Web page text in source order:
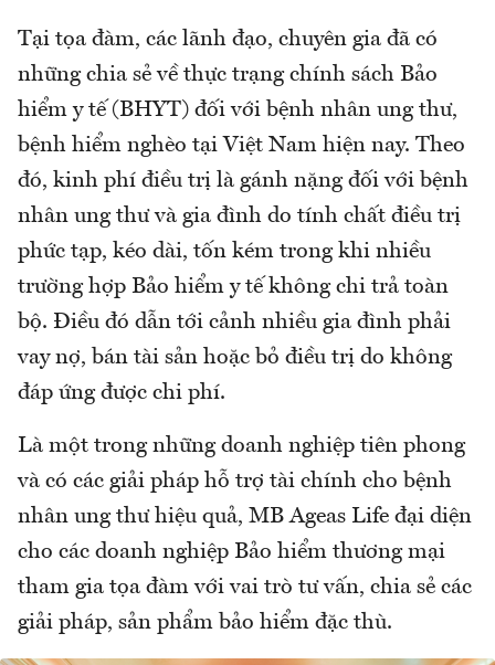
Tại tọa đàm, các lãnh đạo, chuyên gia đã có
những chia sẻ về thực trạng chính sách Bảo
hiểm y tế (BHYT) đối với bệnh nhân ung thư,
bệnh hiểm nghèo tại Việt Nam hiện nay. Theo
đó, kinh phí điều trị là gánh nặng đối với bệnh
nhân ung thư và gia đình do tính chất điều trị
phức tạp, kéo dài, tốn kém trong khi nhiều
trường hợp Bảo hiểm y tế không chi trả toàn
bộ. Điều đó dẫn tới cảnh nhiều gia đình phải
vay nợ, bán tài sản hoặc bỏ điều trị do không
đáp ứng được chi phí.
Là một trong những doanh nghiệp tiên phong
và có các giải pháp hỗ trợ tài chính cho bệnh
nhân ung thư hiệu quả, MB Ageas Life đại diện
cho các doanh nghiệp Bảo hiểm thương mại
tham gia tọa đàm với vai trò tư vấn, chia sẻ các
giải pháp, sản phẩm bảo hiểm đặc thù.